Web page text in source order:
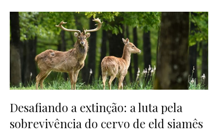
Desafiando a extinção: a luta pela
sobrevivência do cervo de eld siamês